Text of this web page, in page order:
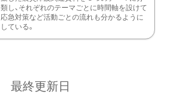
類し、それぞれのテーマごとに時間軸を設けて
応急対策など活動ごとの流れも分かるように
している。
最終更新日